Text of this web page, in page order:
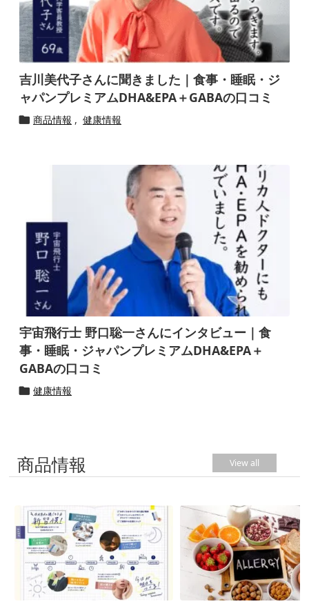
吉川美代子さんに聞きました｜食事・睡眠・ジ
ャパンプレミアムDHA&EPA＋GABAの口コミ
 商品情報 , 健康情報
宇宙飛行士 野口聡一さんにインタビュー｜食
事・睡眠・ジャパンプレミアムDHA&EPA＋
GABAの口コミ
 健康情報
View all
商品情報